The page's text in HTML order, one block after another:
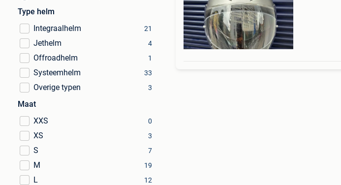
Type helm
Integraalhelm
21
Jethelm 4
Offroadhelm 1
Systeemhelm 33
Overige typen 3
Maat
XXS
0
XS 3
S 7
M 19
L 12